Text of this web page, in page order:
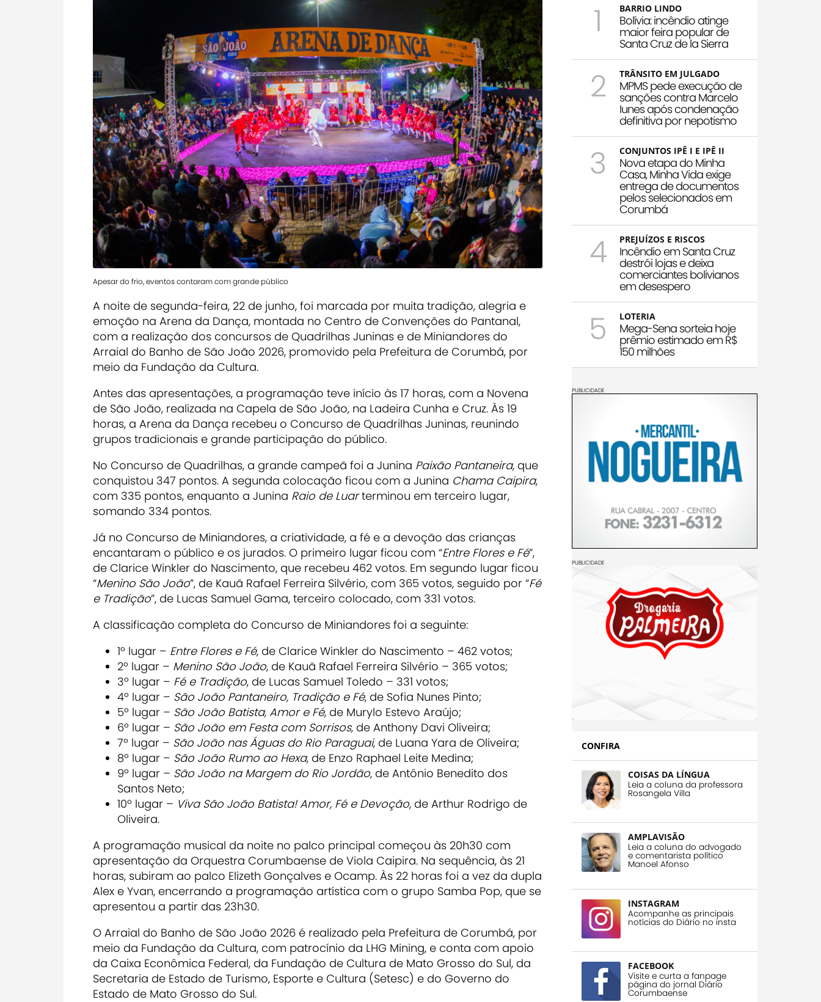
Apesar do frio, eventos contaram com grande público
A noite de segunda-feira, 22 de junho, foi marcada por muita tradição, alegria e
emoção na Arena da Dança, montada no Centro de Convenções do Pantanal,
com a realização dos concursos de Quadrilhas Juninas e de Miniandores do
Arraial do Banho de São João 2026, promovido pela Prefeitura de Corumbá, por
meio da Fundação da Cultura.
Antes das apresentações, a programação teve início às 17 horas, com a Novena
de São João, realizada na Capela de São João, na Ladeira Cunha e Cruz. Às 19
horas, a Arena da Dança recebeu o Concurso de Quadrilhas Juninas, reunindo
grupos tradicionais e grande participação do público.
No Concurso de Quadrilhas, a grande campeã foi a Junina Paixão Pantaneira, que
conquistou 347 pontos. A segunda colocação ficou com a Junina Chama Caipira,
com 335 pontos, enquanto a Junina Raio de Luarterminou em terceiro lugar,
somando 334 pontos.
Já no Concurso de Miniandores, a criatividade, a fé e a devoção das crianças
encantaram o público e os jurados. O primeiro lugar ficou com “Entre Flores e Fé”,
de Clarice Winkler do Nascimento, que recebeu 462 votos. Em segundo lugar ficou
“Menino São João”, de Kauã Rafael Ferreira Silvério, com 365 votos, seguido por “Fé
e Tradição”, de Lucas Samuel Gama, terceiro colocado, com 331 votos.
A classificação completa do Concurso de Miniandores foi a seguinte:
1º lugar – Entre Flores e Fé, de Clarice Winkler do Nascimento – 462 votos;
2º lugar – Menino São João, de Kauã Rafael Ferreira Silvério – 365 votos;
3º lugar – Fé e Tradição, de Lucas Samuel Toledo – 331 votos;
4º lugar – São João Pantaneiro, Tradição e Fé, de Sofia Nunes Pinto;
5º lugar – São João Batista, Amor e Fé, de Murylo Estevo Araújo;
6º lugar – São João em Festa com Sorrisos, de Anthony Davi Oliveira;
7º lugar – São João nas Águas do Rio Paraguai, de Luana Yara de Oliveira;
8º lugar – São João Rumo ao Hexa, de Enzo Raphael Leite Medina;
9º lugar – São João na Margem do Rio Jordão, de Antônio Benedito dos
Santos Neto;
10º lugar – Viva São João Batista! Amor, Fé e Devoção, de Arthur Rodrigo de
Oliveira.
A programação musical da noite no palco principal começou às 20h30 com
apresentação da Orquestra Corumbaense de Viola Caipira. Na sequência, às 21
horas, subiram ao palco Elizeth Gonçalves e Ocamp. Às 22 horas foi a vez da dupla
Alex e Yvan, encerrando a programação artística com o grupo Samba Pop, que se
apresentou a partir das 23h30.
O Arraial do Banho de São João 2026 é realizado pela Prefeitura de Corumbá, por
meio da Fundação da Cultura, com patrocínio da LHG Mining, e conta com apoio
da Caixa Econômica Federal, da Fundação de Cultura de Mato Grosso do Sul, da
Secretaria de Estado de Turismo, Esporte e Cultura (Setesc) e do Governo do
Estado de Mato Grosso do Sul.
1 BARRIO LINDO
Bolívia: incêndio atinge
maior feira popular de
Santa Cruz de la Sierra
2 TRÂNSITO EM JULGADO
MPMS pede execução de
sanções contra Marcelo
Iunes após condenação
definitiva por nepotismo
3 CONJUNTOS IPÊ I E IPÊ II
Nova etapa do Minha
Casa, Minha Vida exige
entrega de documentos
pelos selecionados em
Corumbá
4 PREJUÍZOS E RISCOS
Incêndio em Santa Cruz
destrói lojas e deixa
comerciantes bolivianos
em desespero
5 LOTERIA
Mega-Sena sorteia hoje
prêmio estimado em R$
150 milhões
PUBLICIDADE
PUBLICIDADE
CONFIRA
COISAS DA LÍNGUA
Leia a coluna da professora
Rosangela Villa
AMPLAVISÃO
Leia a coluna do advogado
e comentarista político
Manoel Afonso
INSTAGRAM
Acompanhe as principais
notícias do Diário no insta
FACEBOOK
Visite e curta a fanpage
página do jornal Diário
Corumbaense